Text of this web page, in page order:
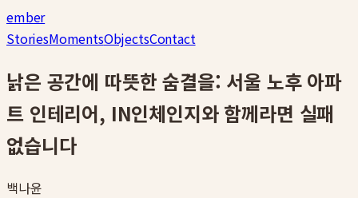
ember
StoriesMomentsObjectsContact
낡은 공간에 따뜻한 숨결을: 서울 노후 아파
트 인테리어, IN인체인지와 함께라면 실패
없습니다
백나윤